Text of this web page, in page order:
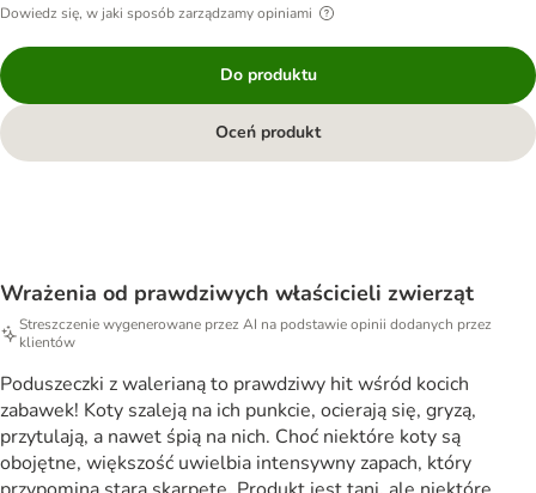
Dowiedz się, w jaki sposób zarządzamy opiniami
Do produktu
Oceń produkt
Wrażenia od prawdziwych właścicieli zwierząt
Streszczenie wygenerowane przez AI na podstawie opinii dodanych przez
klientów
Poduszeczki z walerianą to prawdziwy hit wśród kocich
zabawek! Koty szaleją na ich punkcie, ocierają się, gryzą,
przytulają, a nawet śpią na nich. Choć niektóre koty są
obojętne, większość uwielbia intensywny zapach, który